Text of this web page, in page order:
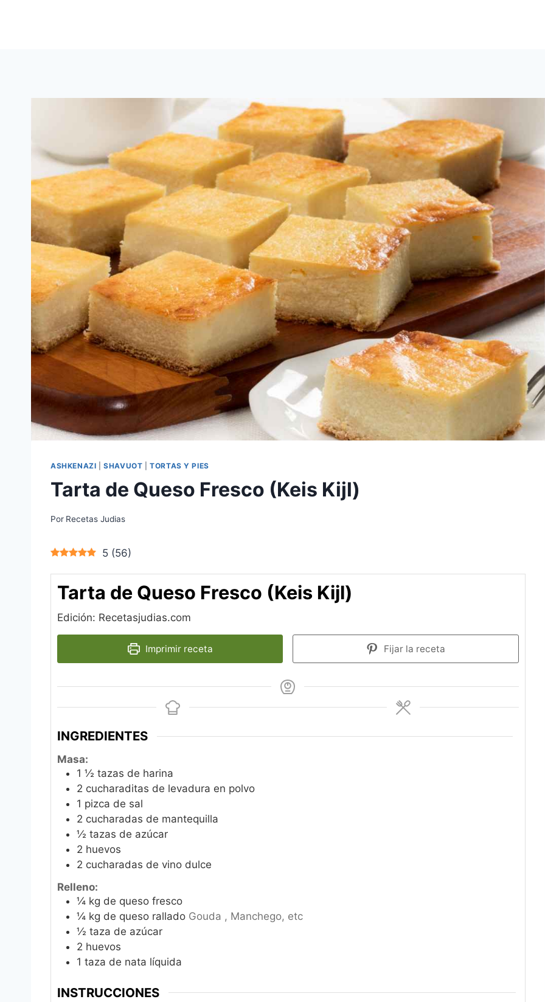
ASHKENAZI |SHAVUOT |TORTAS Y PIES
Tarta de Queso Fresco (Keis Kijl)
Por Recetas Judias
5 (56)
Tarta de Queso Fresco (Keis Kijl)
Edición: Recetasjudias.com
Imprimir receta Fijar la receta
INGREDIENTES
Masa:
1 ½ tazas de harina
2 cucharaditas de levadura en polvo
1 pizca de sal
2 cucharadas de mantequilla
½ tazas de azúcar
2 huevos
2 cucharadas de vino dulce
Relleno:
¼ kg de queso fresco
¼ kg de queso rallado Gouda , Manchego, etc
½ taza de azúcar
2 huevos
1 taza de nata líquida
INSTRUCCIONES